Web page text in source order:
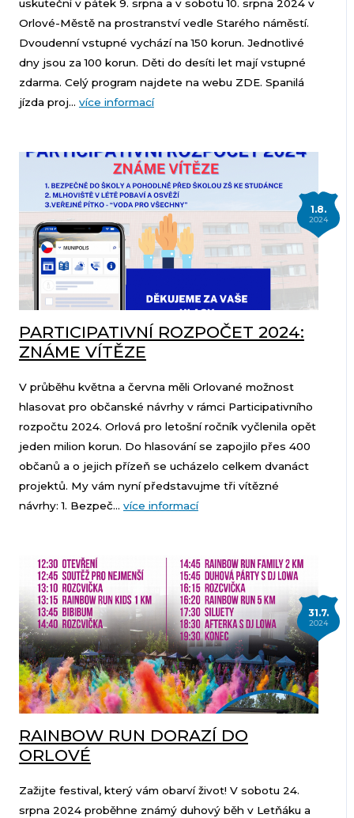
uskuteční v pátek 9. srpna a v sobotu 10. srpna 2024 v
Orlové-Městě na prostranství vedle Starého náměstí.
Dvoudenní vstupné vychází na 150 korun. Jednotlivé
dny jsou za 100 korun. Děti do desíti let mají vstupné
zdarma. Celý program najdete na webu ZDE. Spanilá
jízda proj... více informací
1.8.
2024
PARTICIPATIVNÍ ROZPOČET 2024:
ZNÁME VÍTĚZE
V průběhu května a června měli Orlované možnost
hlasovat pro občanské návrhy v rámci Participativního
rozpočtu 2024. Orlová pro letošní ročník vyčlenila opět
jeden milion korun. Do hlasování se zapojilo přes 400
občanů a o jejich přízeň se ucházelo celkem dvanáct
projektů. My vám nyní představujme tři vítězné
návrhy: 1. Bezpeč... více informací
31.7.
2024
RAINBOW RUN DORAZÍ DO
ORLOVÉ
Zažijte festival, který vám obarví život! V sobotu 24.
srpna 2024 proběhne známý duhový běh v Letňáku a